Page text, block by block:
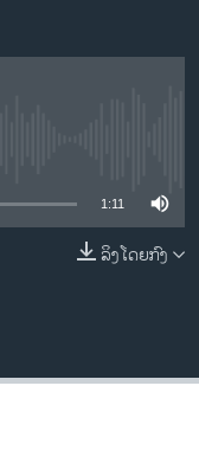
1:11
ລິງໂດຍກົງ